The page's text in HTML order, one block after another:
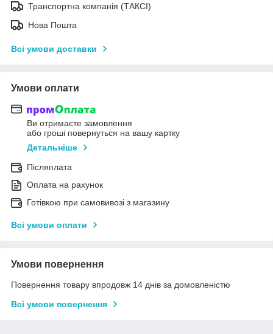
Транспортна компанія (ТАКСІ)
Нова Пошта
Всі умови доставки
Умови оплати
Ви отримаєте замовлення
або гроші повернуться на вашу картку
Детальніше
Післяплата
Оплата на рахунок
Готівкою при самовивозі з магазину
Всі умови оплати
Умови повернення
Повернення товару впродовж 14 днів за домовленістю
Всі умови повернення